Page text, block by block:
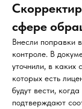
сфере
Внесли поправки
контроле. В
уточнили, в каких
которых есть
будут вести,
подтверждают